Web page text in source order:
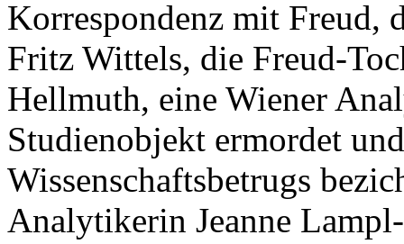
Korrespondenz mit Freud,
Fritz Wittels, die Freud-
Hellmuth, eine Wiener
Studienobjekt ermordet
Wissenschaftsbetrugs
Analytikerin Jeanne